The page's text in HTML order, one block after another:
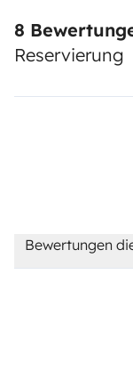
8
Reservierung
Bewertungen